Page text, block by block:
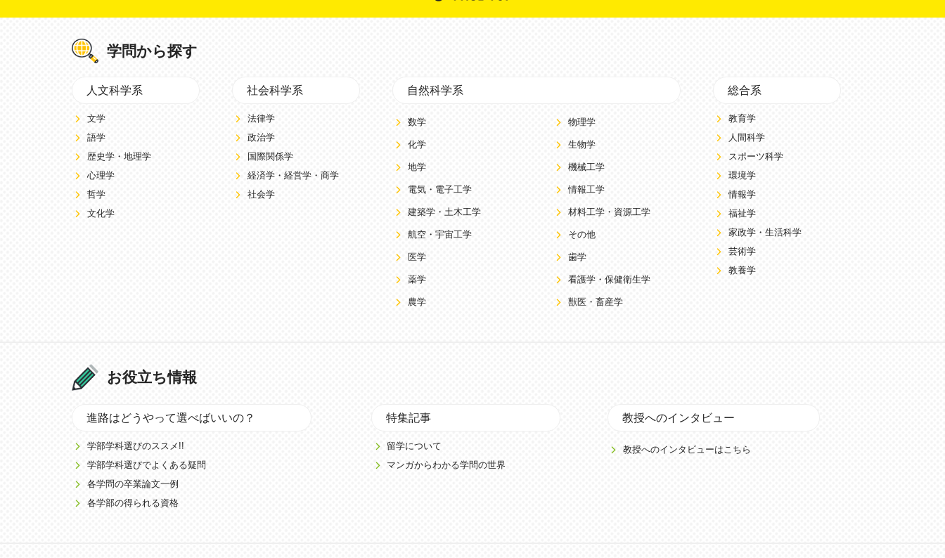
学問から探す
人文科学系
文学
語学
歴史学・地理学
心理学
哲学
文化学
社会科学系
法律学
政治学
国際関係学
経済学・経営学・商学
社会学
自然科学系
数学 物理学
化学 生物学
地学 機械工学
電気・電子工学 情報工学
建築学・土木工学 材料工学・資源工学
航空・宇宙工学 その他
医学 歯学
薬学 看護学・保健衛生学
農学 獣医・畜産学
総合系
教育学
人間科学
スポーツ科学
環境学
情報学
福祉学
家政学・生活科学
芸術学
教養学
お役立ち情報
進路はどうやって選べばいいの？
学部学科選びのススメ!!
学部学科選びでよくある疑問
各学問の卒業論文一例
各学部の得られる資格
特集記事
留学について
マンガからわかる学問の世界
教授へのインタビュー
教授へのインタビューはこちら